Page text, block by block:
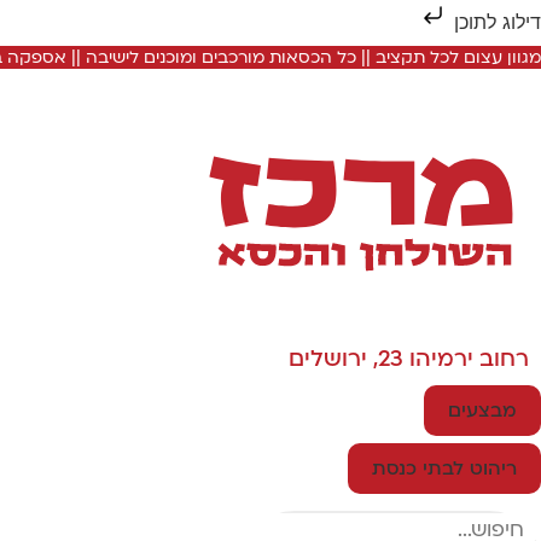
דילוג לתוכן
מגוון עצום לכל תקציב || כל הכסאות מורכבים ומוכנים לישיבה ||
רחוב ירמיהו 23, ירושלים
מבצעים
ריהוט לבתי כנסת
Search